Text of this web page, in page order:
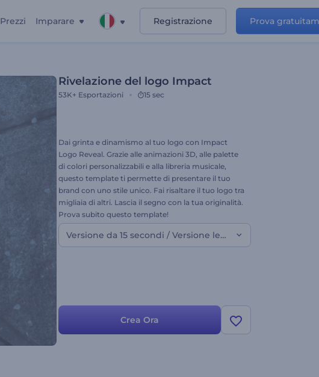
Prezzi Imparare Registrazione Prova
Rivelazione del logo Impact
53K+ Esportazioni 15 sec
Dai grinta e dinamismo al tuo logo con Impact
Logo Reveal. Grazie alle animazioni 3D, alle palette
di colori personalizzabili e alla libreria musicale,
questo template ti permette di presentare il tuo
brand con uno stile unico. Fai risaltare il tuo logo tra
migliaia di altri. Lascia il segno con la tua originalità.
Prova subito questo template!
Versione da 15 secondi / Versione leggera
Crea Ora